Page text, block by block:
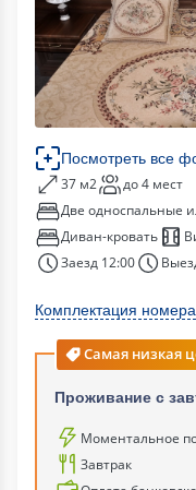
Посмотреть все
37 м2
до 4 мест
Две односпальные
Диван-кровать
Заезд 12:00
Комплектация номера
Самая низкая
Проживание с
Моментальное
Завтрак